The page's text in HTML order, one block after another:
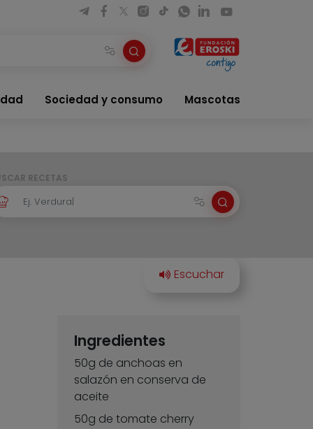
Sociedad y consumo Mascotas
RECETAS
Ingredientes
50g de anchoas en
salazón en conserva de
aceite
50g de tomate cherry